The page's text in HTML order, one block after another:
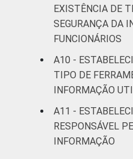
EXISTÊNCIA DE
SEGURANÇA DA
FUNCIONÁRIOS
A10 -
TIPO DE
INFORMAÇÃO
A11 -
RESPONSÁVEL
INFORMAÇÃO